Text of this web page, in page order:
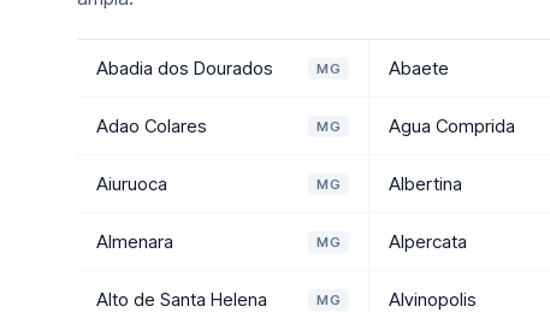
Abadia dos Dourados MG Abaete
Adao Colares MG Agua Comprida
Aiuruoca MG Albertina
Almenara MG Alpercata
Alto de Santa Helena MG Alvinopolis